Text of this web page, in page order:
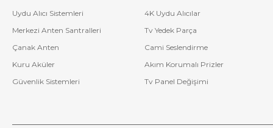
Uydu Alıcı Sistemleri
4K Uydu Alıcılar
Merkezi Anten Santralleri
Tv Yedek Parça
Çanak Anten
Cami Seslendirme
Kuru Aküler
Akım Korumalı Prizler
Güvenlik Sistemleri
Tv Panel Değişimi